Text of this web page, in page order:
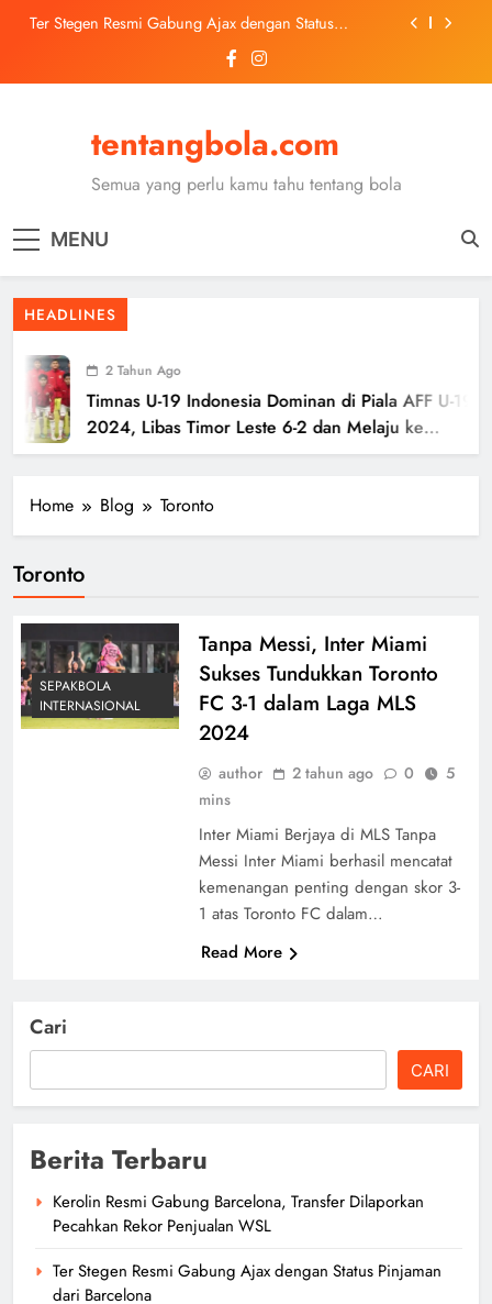
SkipTer Stegen Resmi Gabung Ajax dengan Status
Trabzonspor Mulai Negosiasi Mohamed Salah, Tes
Medis Dijadwalkan 5 Agustus
2026, Siap Tatap Putaran Provinsi
Kerolin Resmi Gabung Barcelona, Transfer
Dilaporkan Pecahkan Rekor Penjualan WSL
Pinjaman dari Barcelona
Trabzonspor Mulai Negosiasi Mohamed Salah, Tes
Medis Dijadwalkan 5 Agustus
Malang United U-13 Juara Piala Soeratin Kota Malang
2026, Siap Tatap Putaran Provinsi
tentangbola.com
Semua yang perlu kamu tahu tentang bola
MENU
HEADLINES
2 Tahun Ago
Timnas U-19 Indonesia Dominan di Piala AFF U-19
2024, Libas Timor Leste 6-2 dan Melaju ke
Semifinal
Home Blog Toronto
Toronto
SEPAKBOLA
INTERNASIONAL
Tanpa Messi, Inter Miami
Sukses Tundukkan Toronto
FC 3-1 dalam Laga MLS
2024
author 2 tahun ago 0
5
mins
Inter Miami Berjaya di MLS Tanpa
Messi Inter Miami berhasil mencatat
kemenangan penting dengan skor 3-
1 atas Toronto FC dalam…
Read More
Cari
CARI
Berita Terbaru
Kerolin Resmi Gabung Barcelona, Transfer Dilaporkan
Pecahkan Rekor Penjualan WSL
Ter Stegen Resmi Gabung Ajax dengan Status Pinjaman
dari Barcelona